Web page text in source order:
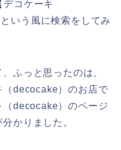
デコケーキ
いう風に検索をしてみ
ふっと思ったのは、
（decocake）のお店で
decocake）のページ
かりました。